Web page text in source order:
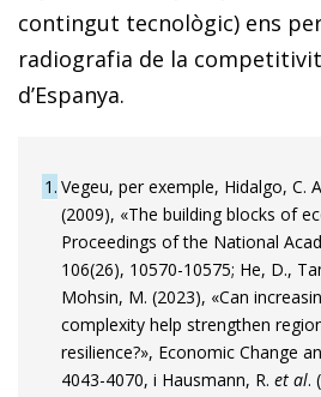
contingut tecnològic) ens
radiografia de la
d’Espanya.
1 Vegeu, per exemple, Hidalgo, C.
(2009), «The building blocks of
Proceedings of the National
106(26), 10570-10575; He, D.,
Mohsin, M. (2023), «Can
complexity help strengthen
resilience?», Economic Change
4043-4070, i Hausmann, R. et al.